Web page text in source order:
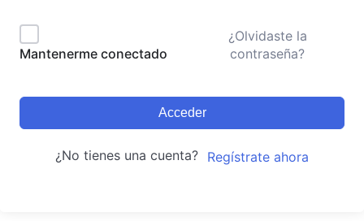
Mantenerme conectado
¿Olvidaste la
contraseña?
Acceder
¿No tienes una cuenta? Regístrate ahora